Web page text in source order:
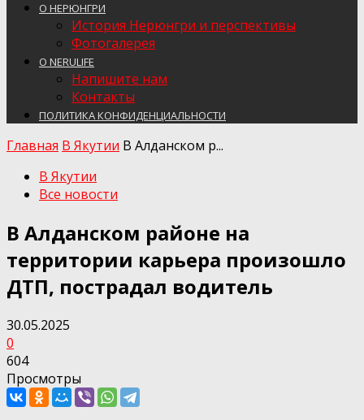
О НЕРЮНГРИ
История Нерюнгри и перспективы
Фотогалерея
О NERULIFE
Напишите нам
Контакты
ПОЛИТИКА КОНФИДЕНЦИАЛЬНОСТИ
Главная В Якутии В Алданском р...
В Якутии
Все новости
В Алданском районе на
территории карьера произошло
ДТП, пострадал водитель
30.05.2025
0
604
Просмотры